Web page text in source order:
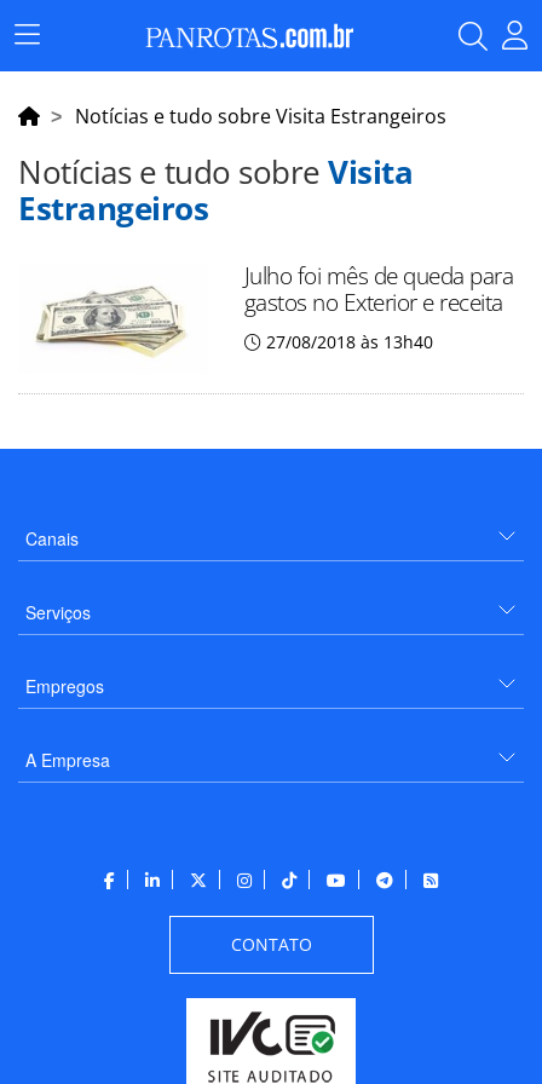
Menu
Principal
Notícias e tudo sobre Visita Estrangeiros
Notícias e tudo sobreVisita
Estrangeiros
Julho foi mês de queda para
gastos no Exterior e receita
27/08/2018 às 13h40
Canais
Serviços
Empregos
A Empresa
CONTATO